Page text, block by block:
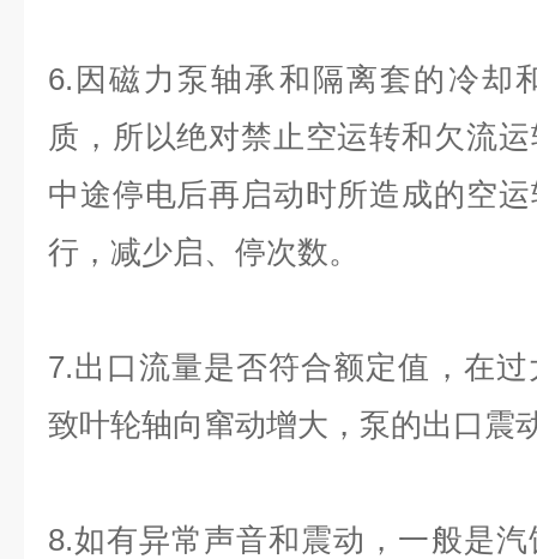
6.因磁力泵轴承和隔离套的冷却
质，所以绝对禁止空运转和欠流
中途停电后再启动时所造成的空
行，减少启、停次数。
7.出口流量是否符合额定值，在
致叶轮轴向窜动增大，泵的出口震
8.如有异常声音和震动，一般是